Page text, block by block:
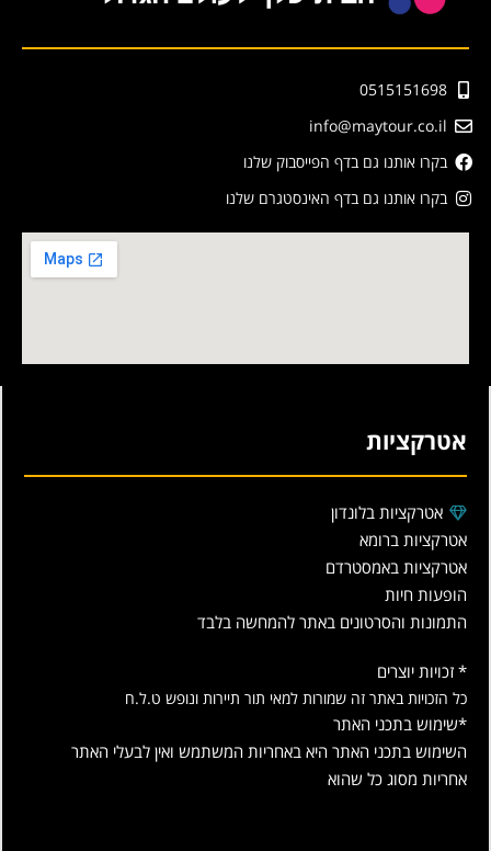
0515151698
info@maytour.co.il
בקרו אותנו גם בדף הפייסבוק שלנו
בקרו אותנו גם בדף האינסטגרם שלנו
אטרקציות
אטרקציות בלונדון
אטרקציות ברומא
אטרקציות באמסטרדם
הופעות חיות
התמונות והסרטונים באתר להמחשה בלבד
* זכויות יוצרים
כל הזכויות באתר זה שמורות למאי תור תיירות ונופש ט.ל.ח
*שימוש בתכני האתר
השימוש בתכני האתר היא באחריות המשתמש ואין לבעלי האתר
אחריות מסוג כל שהוא